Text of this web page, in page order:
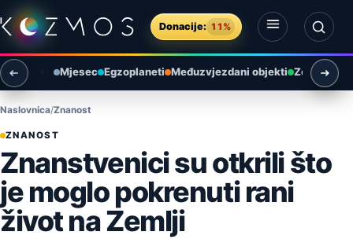
Preskoči na sadržaj
Donacije: 11%
Otvori izbornik
Otvori pretragu
Mjesec Egzoplaneti Međuzvjezdani objekti Zemlja i
Naslovnica Znanost
ZNANOST
Znanstvenici su otkrili što
je moglo pokrenuti rani
život na Zemlji